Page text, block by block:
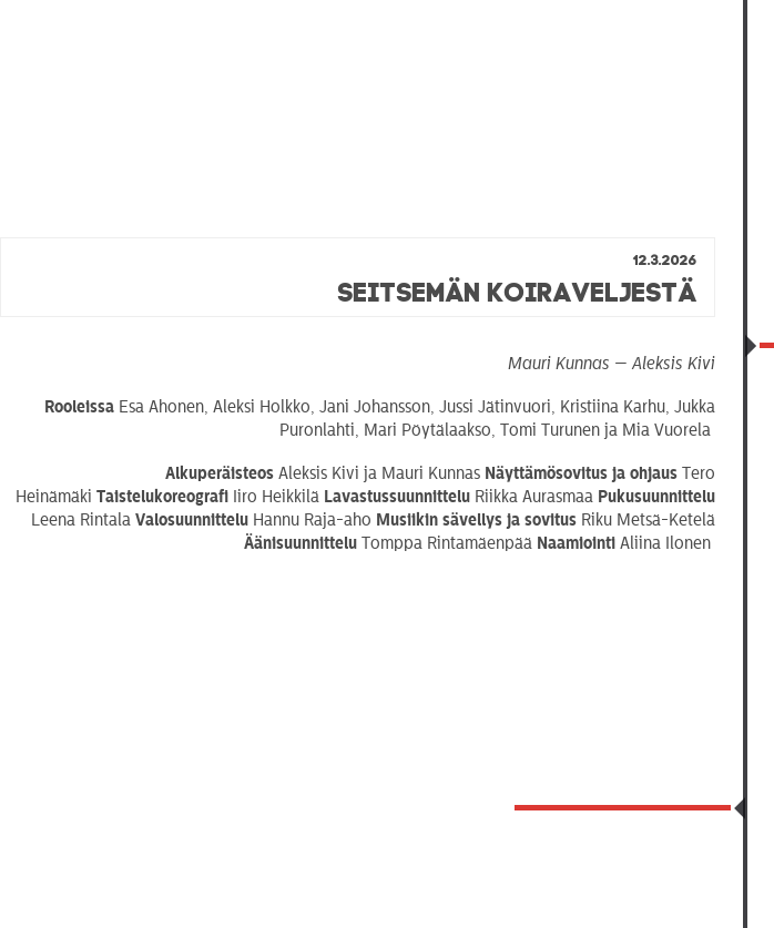
12.3.2026
Seitsemän koiraveljestä
Mauri Kunnas — Aleksis Kivi
Rooleissa Esa Ahonen, Aleksi Holkko, Jani Johansson, Jussi Jätinvuori, Kristiina Karhu, Jukka
Puronlahti, Mari Pöytälaakso, Tomi Turunen ja Mia Vuorela
Alkuperäisteos Aleksis Kivi ja Mauri Kunnas Näyttämösovitus ja ohjaus Tero
HeinämäkiTaistelukoreografi Iiro Heikkilä Lavastussuunnittelu Riikka Aurasmaa Pukusuunnittelu
Leena RintalaValosuunnittelu Hannu Raja-aho Musiikin sävellys ja sovitus Riku Metsä-Ketelä
ÄänisuunnitteluTomppa Rintamäenpää NaamiointiAliina Ilonen